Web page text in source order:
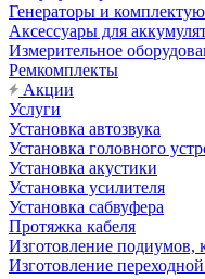
Генераторы и
Аксессуары для
Измерительное
Ремкомплекты
Акции
Услуги
Установка автозвука
Установка головного
Установка акустики
Установка усилителя
Установка сабвуфера
Протяжка кабеля
Изготовление подиумов,
Изготовление